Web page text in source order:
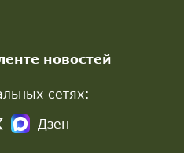
новостей
сетях:
Дзен